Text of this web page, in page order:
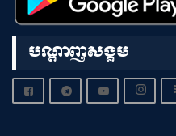
បណ្តាញសង្គម